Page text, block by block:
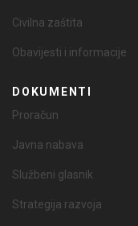
Civilna zaštita
Obavijesti i informacije
DOKUMENTI
Proračun
Javna nabava
Službeni glasnik
Strategija razvoja